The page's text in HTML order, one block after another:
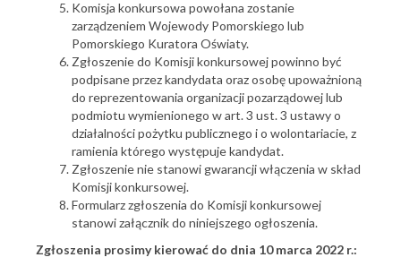
Komisja konkursowa powołana zostanie
zarządzeniem Wojewody Pomorskiego lub
Pomorskiego Kuratora Oświaty.
Zgłoszenie do Komisji konkursowej powinno być
podpisane przez kandydata oraz osobę upoważnioną
do reprezentowania organizacji pozarządowej lub
podmiotu wymienionego w art. 3 ust. 3 ustawy o
działalności pożytku publicznego i o wolontariacie, z
ramienia którego występuje kandydat.
Zgłoszenie nie stanowi gwarancji włączenia w skład
Komisji konkursowej.
Formularz zgłoszenia do Komisji konkursowej
stanowi załącznik do niniejszego ogłoszenia.
Zgłoszenia prosimy kierować do dnia 10 marca 2022 r.: